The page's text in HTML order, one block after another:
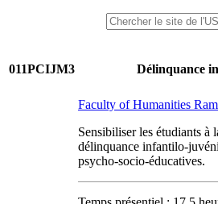
011PCIJM3 Délinquance
Faculty of Humanities
Sensibiliser les étudiants à
délinquance infantilo-
psycho-socio-éducatives.